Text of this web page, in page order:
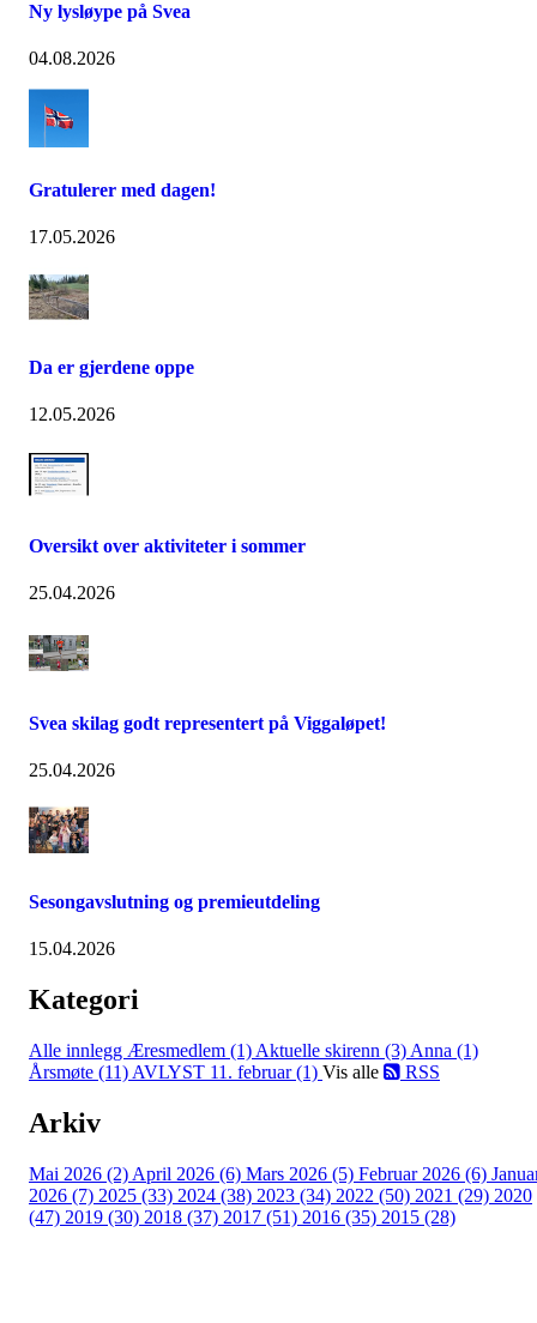
Ny lysløype på Svea
04.08.2026
Gratulerer med dagen!
17.05.2026
Da er gjerdene oppe
12.05.2026
Oversikt over aktiviteter i sommer
25.04.2026
Svea skilag godt representert på Viggaløpet!
25.04.2026
Sesongavslutning og premieutdeling
15.04.2026
Kategori
Alle innlegg Æresmedlem (1) Aktuelle skirenn (3) Anna (1)
Årsmøte (11) AVLYST 11. februar (1) Vis alle RSS
Arkiv
Mai 2026 (2) April 2026 (6) Mars 2026 (5) Februar 2026 (6)
2026 (7) 2025 (33) 2024 (38) 2023 (34) 2022 (50) 2021 (29) 2020
(47) 2019 (30) 2018 (37) 2017 (51) 2016 (35) 2015 (28)